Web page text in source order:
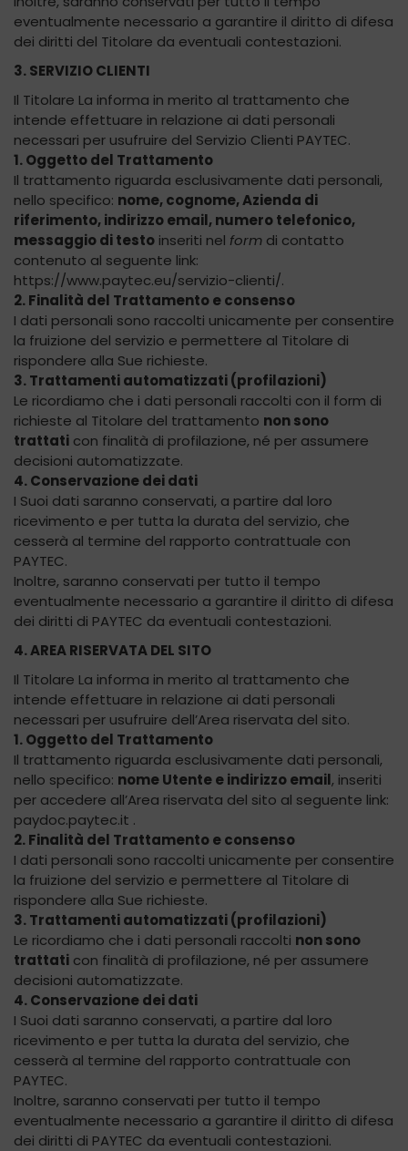
eventualmente necessario a garantire il diritto di difesa
dei diritti del Titolare da eventuali contestazioni.
3. SERVIZIO CLIENTI
Il Titolare La informa in merito al trattamento che
intende effettuare in relazione ai dati personali
necessari per usufruire del Servizio Clienti PAYTEC.
1. Oggetto del Trattamento
Il trattamento riguarda esclusivamente dati personali,
nello specifico: nome, cognome, Azienda di
riferimento, indirizzo email, numero telefonico,
messaggio di testo inseriti nel form di contatto
contenuto al seguente link:
https://www.paytec.eu/servizio-clienti/.
2. Finalità del Trattamento e consenso
I dati personali sono raccolti unicamente per consentire
la fruizione del servizio e permettere al Titolare di
rispondere alla Sue richieste.
3. Trattamenti automatizzati (profilazioni)
Le ricordiamo che i dati personali raccolti con il form di
richieste al Titolare del trattamento non sono
trattati con finalità di profilazione, né per assumere
decisioni automatizzate.
4. Conservazione dei dati
I Suoi dati saranno conservati, a partire dal loro
ricevimento e per tutta la durata del servizio, che
cesserà al termine del rapporto contrattuale con
PAYTEC.
Inoltre, saranno conservati per tutto il tempo
eventualmente necessario a garantire il diritto di difesa
dei diritti di PAYTEC da eventuali contestazioni.
4. AREA RISERVATA DEL SITO
Il Titolare La informa in merito al trattamento che
intende effettuare in relazione ai dati personali
necessari per usufruire dell’Area riservata del sito.
1. Oggetto del Trattamento
Il trattamento riguarda esclusivamente dati personali,
nello specifico: nome Utente e indirizzo email, inseriti
per accedere all’Area riservata del sito al seguente link:
paydoc.paytec.it .
2. Finalità del Trattamento e consenso
I dati personali sono raccolti unicamente per consentire
la fruizione del servizio e permettere al Titolare di
rispondere alla Sue richieste.
3. Trattamenti automatizzati (profilazioni)
Le ricordiamo che i dati personali raccolti non sono
trattati con finalità di profilazione, né per assumere
decisioni automatizzate.
4. Conservazione dei dati
I Suoi dati saranno conservati, a partire dal loro
ricevimento e per tutta la durata del servizio, che
cesserà al termine del rapporto contrattuale con
PAYTEC.
Inoltre, saranno conservati per tutto il tempo
eventualmente necessario a garantire il diritto di difesa
dei diritti di PAYTEC da eventuali contestazioni.